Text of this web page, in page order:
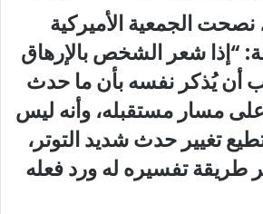
الجمعية الأميركية
“إذا شعر الشخص بالإرهاق
أن يُذكر نفسه بأن ما حدث
مسار مستقبله، وأنه ليس
تغيير حدث شديد التوتر،
طريقة تفسيره له ورد فعله